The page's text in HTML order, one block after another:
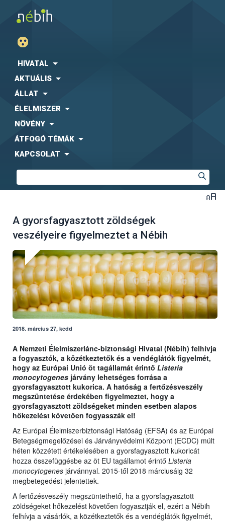
HIVATAL
AKTUÁLIS
ÁLLAT
ÉLELMISZER
NÖVÉNY
ÁTFOGÓ TÉMÁK
KAPCSOLAT
A gyorsfagyasztott zöldségek
veszélyeire figyelmeztet a Nébih
2018. március 27, kedd
A Nemzeti Élelmiszerlánc-biztonsági Hivatal (Nébih) felhívja
a fogyasztók, a közétkeztetők és a vendéglátók figyelmét,
hogy az Európai Unió öt tagállamát érintő Listeria
monocytogenes járvány lehetséges forrása a
gyorsfagyasztott kukorica. A hatóság a fertőzésveszély
megszüntetése érdekében figyelmeztet, hogy a
gyorsfagyasztott zöldségeket minden esetben alapos
hőkezelést követően fogyasszák el!
Az Európai Élelmiszerbiztonsági Hatóság (EFSA) és az Európai
Betegségmegelőzései és Járványvédelmi Központ (ECDC) múlt
héten közzétett értékelésében a gyorsfagyasztott kukoricát
hozza összefüggésbe az öt EU tagállamot érintő Listeria
monocytogenes járvánnyal. 2015-től 2018 márciusáig 32
megbetegedést jelentettek.
A fertőzésveszély megszüntethető, ha a gyorsfagyasztott
zöldségeket hőkezelést követően fogyasztják el, ezért a Nébih
felhívja a vásárlók, a közétkeztetők és a vendéglátók figyelmét,